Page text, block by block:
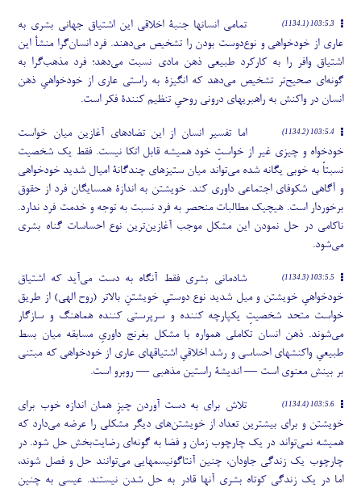
103:5.3 (1134.1)
تمامی انسانها جنبۀ اخلاقی این اشتیاق جهانی بشری به
عاری از خودخواهی و نوعدوست بودن را تشخیص میدهند. فرد انسانگرا منشأ این
اشتیاق وافر را به کارکرد طبیعی ذهن مادی نسبت میدهد؛ فرد مذهبگرا به
گونهای صحیحتر تشخیص میدهد که انگیزۀ به راستی عاری از خودخواهیِ ذهن
انسان در واکنش به راهبریهای درونی روحیِ تنظیم کنندۀ فکر است.
103:5.4 (1134.2)
اما تفسیر انسان از این تضادهای آغازین میان خواست
خودخواه و چیزی غیر از خواستِ خود همیشه قابل اتکا نیست. فقط یک شخصیت
نسبتاً به خوبی یگانه شده میتواند میان ستیزهای چندگانۀ امیال شدید خودخواهی
و آگاهی شکوفای اجتماعی داوری کند. خویشتن به اندازۀ همسایگان فرد از حقوق
برخوردار است. هیچیک مطالبات منحصر به فرد نسبت به توجه و خدمت فرد ندارد.
ناکامی در حل نمودن این مشکل موجب آغازینترین نوع احساسات گناه بشری
میشود.
103:5.5 (1134.3) شادمانی بشری فقط آنگاه به دست میآید که اشتیاق
خودخواهیِ خویشتن و میل شدید نوع دوستیِ خویشتنِ بالاتر (روح الهی) از طریق
خواست متحد شخصیتِ یکپارچه کننده و سرپرستی کننده هماهنگ و سازگار
میشوند. ذهن انسان تکاملی همواره با مشکل بغرنج داوریِ مسابقه میان بسط
طبیعیِ واکنشهای احساسی و رشد اخلاقیِ اشتیاقهای عاری از خودخواهی که مبتنی
بر بینش معنوی است — اندیشۀ راستین مذهبی — روبرو است.
103:5.6 (1134.4)
تلاش برای به دست آوردن چیزِ همان اندازه خوب برای
خویشتن و برای بیشترین تعداد از خویشتنهای دیگر مشکلی را عرضه میدارد که
همیشه نمیتواند در یک چارچوب زمان و فضا به گونهای رضایتبخش حل شود. در
چارچوب یک زندگی جاودان، چنین آنتاگونیسمهایی میتوانند حل و فصل شوند،
اما در یک زندگی کوتاه بشری آنها قادر به حل شدن نیستند. عیسی به چنین